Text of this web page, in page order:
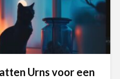
Urns voor een